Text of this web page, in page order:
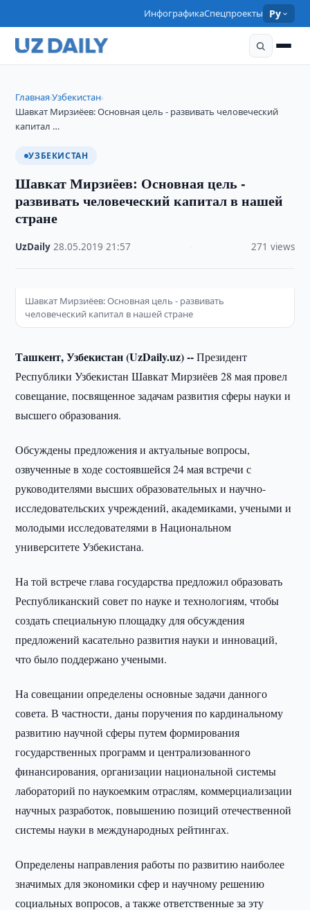
ИнфографикаСпецпроекты Ру
Главная›Узбекистан›
Шавкат Мирзиёев: Основная цель - развивать человеческий
капитал …
УЗБЕКИСТАН
Шавкат Мирзиёев: Основная цель -
развивать человеческий капитал в нашей
стране
UzDaily ·28.05.2019 ·21:57 271 views
Шавкат Мирзиёев: Основная цель - развивать
человеческий капитал в нашей стране
Ташкент, Узбекистан (UzDaily.uz) --Президент
Республики Узбекистан Шавкат Мирзиёев 28 мая провел
совещание, посвященное задачам развития сферы науки и
высшего образования.
Обсуждены предложения и актуальные вопросы,
озвученные в ходе состоявшейся 24 мая встречи с
руководителями высших образовательных и научно-
исследовательских учреждений, академиками, учеными и
молодыми исследователями в Национальном
университете Узбекистана.
На той встрече глава государства предложил образовать
Республиканский совет по науке и технологиям, чтобы
создать специальную площадку для обсуждения
предложений касательно развития науки и инноваций,
что было поддержано учеными.
На совещании определены основные задачи данного
совета. В частности, даны поручения по кардинальному
развитию научной сферы путем формирования
государственных программ и централизованного
финансирования, организации национальной системы
лабораторий по наукоемким отраслям, коммерциализации
научных разработок, повышению позиций отечественной
системы науки в международных рейтингах.
Определены направления работы по развитию наиболее
значимых для экономики сфер и научному решению
социальных вопросов, а также ответственные за эту